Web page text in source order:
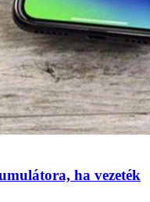
ha vezeték